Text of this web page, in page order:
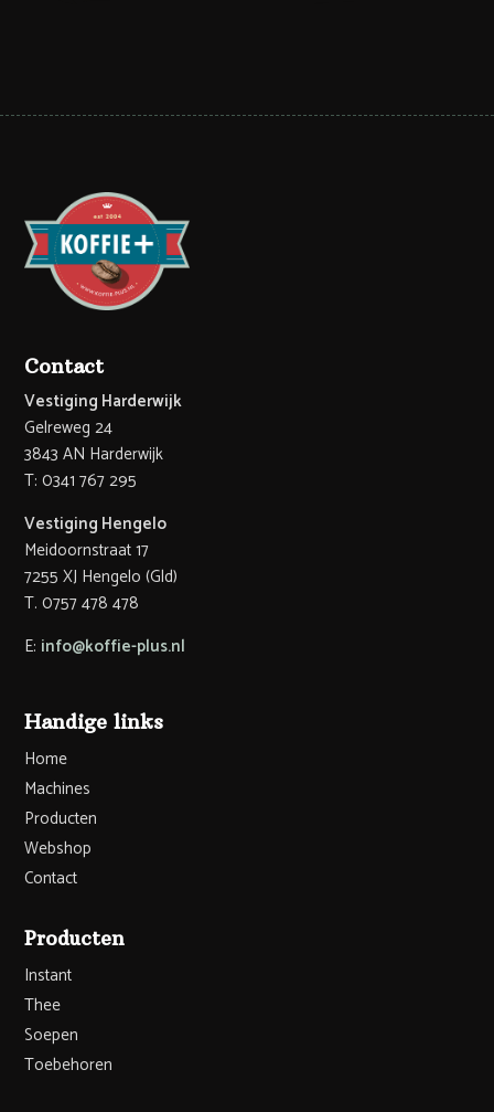
Contact
Vestiging Harderwijk
Gelreweg 24
3843 AN Harderwijk
T: 0341 767 295
Vestiging Hengelo
Meidoornstraat 17
7255 XJ Hengelo (Gld)
T. 0757 478 478
E: info@koffie-plus.nl
Handige links
Home
Machines
Producten
Webshop
Contact
Producten
Instant
Thee
Soepen
Toebehoren